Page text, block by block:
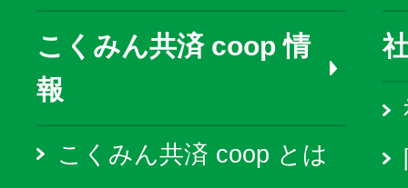
こくみん共済 coop 情
報
こくみん共済 coop とは